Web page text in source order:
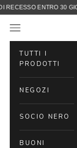
DI RECESSO
Navigation menu
TUTTI I
PRODOTTI
NEGOZI
SOCIO NERO
BUONI